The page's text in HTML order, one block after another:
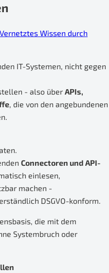
Wissen durch
IT-Systemen, nicht gegen
- also über APIs,
, die von den angebundenen
Connectoren und API-
einlesen,
machen -
DSGVO-konform.
die mit dem
Systembruch oder